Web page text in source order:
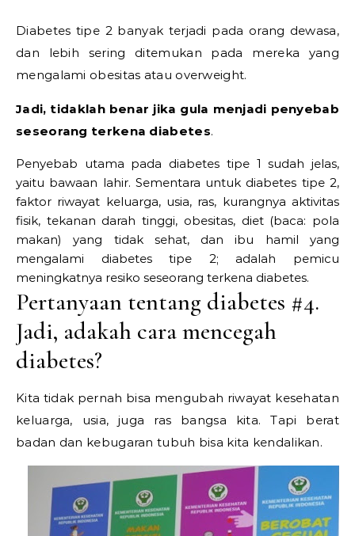
Diabetes tipe 2 banyak terjadi pada orang dewasa,
dan lebih sering ditemukan pada mereka yang
mengalami obesitas atau overweight.
Jadi, tidaklah benar jika gula menjadi penyebab
seseorang terkena diabetes.
Penyebab utama pada diabetes tipe 1 sudah jelas,
yaitu bawaan lahir. Sementara untuk diabetes tipe 2,
faktor riwayat keluarga, usia, ras, kurangnya aktivitas
fisik, tekanan darah tinggi, obesitas, diet (baca: pola
makan) yang tidak sehat, dan ibu hamil yang
mengalami diabetes tipe 2; adalah pemicu
meningkatnya resiko seseorang terkena diabetes.
Pertanyaan tentang diabetes #4.
Jadi, adakah cara mencegah
diabetes?
Kita tidak pernah bisa mengubah riwayat kesehatan
keluarga, usia, juga ras bangsa kita. Tapi berat
badan dan kebugaran tubuh bisa kita kendalikan.